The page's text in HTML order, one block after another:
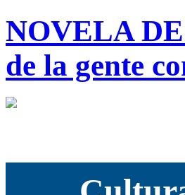
NOVELA
de la gente